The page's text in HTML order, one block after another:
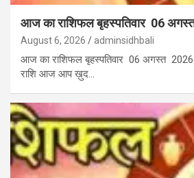
आज का राशिफल बृहस्पतिवार 06
August 6, 2026 adminsidhbali
आज का राशिफल बृहस्पतिवार 06 अगस्त
राशि आज आप ख़ुद…